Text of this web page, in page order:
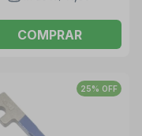
COMPRAR
25% OFF